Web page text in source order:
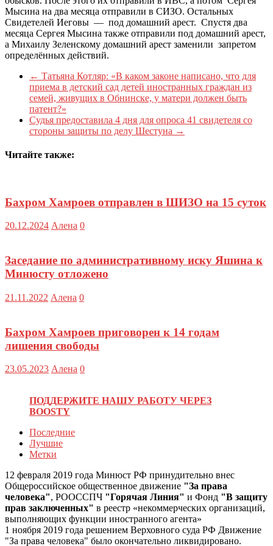
Мысина на два месяца отправили в СИЗО. Остальных
Свидетелей Иеговы — под домашний арест. Спустя два
месяца Сергея Мысина также отправили под домашний арест,
а Михаилу Зеленскому домашний арест заменили запретом
определённых действий.
← Татьяна Котляр: «В каком законе написано, что для
приема в детский сад детей иностранных граждан из
семей, живущих в Обнинске, у матери должен быть
патент?»
Судья предоставила 4 дня для опроса 41 свидетеля со
стороны защиты по делу Шестуна →
Читайте также:
Бахром Хамроев отправлен в ШИЗО на 15 суток
20.12.2024 Алена 0
Заседание по административному иску Яшина к
Минюсту отложено
21.11.2022 Алена 0
Бахром Хамроев приговорен к 14 годам
лишения свободы
23.05.2023 Алена 0
ПОДДЕРЖИТЕ НАШУ РАБОТУ ЧЕРЕЗ
BOOSTY
Последние
Лучшие
Метки
12 февраля 2019 года Минюст РФ принудительно внес
Общероссийское общественное движение "За права
человека", РООССПЧ "Горячая Линия" и Фонд "В защиту
прав заключенных" в реестр «некоммерческих организаций,
выполняющих функции иностранного агента»
1 ноября 2019 года решением Верховного суда РФ Движение
"За права человека" было окончательно ликвидировано.